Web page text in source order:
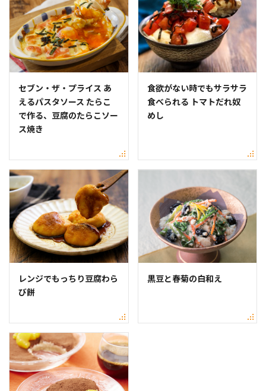
セブン・ザ・プライス あ
えるパスタソース たらこ
で作る、豆腐のたらこソー
ス焼き
食欲がない時でもサラサラ
食べられる トマトだれ奴
めし
レンジでもっちり豆腐わら
び餅
黒豆と春菊の白和え